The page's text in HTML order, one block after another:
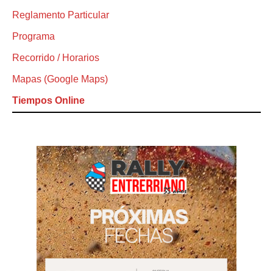
Reglamento Particular
Programa
Recorrido / Horarios
Mapas (Google Maps)
Tiempos Online